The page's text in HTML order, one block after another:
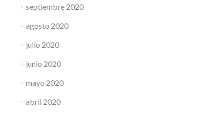
septiembre 2020
agosto 2020
julio 2020
junio 2020
mayo 2020
abril 2020